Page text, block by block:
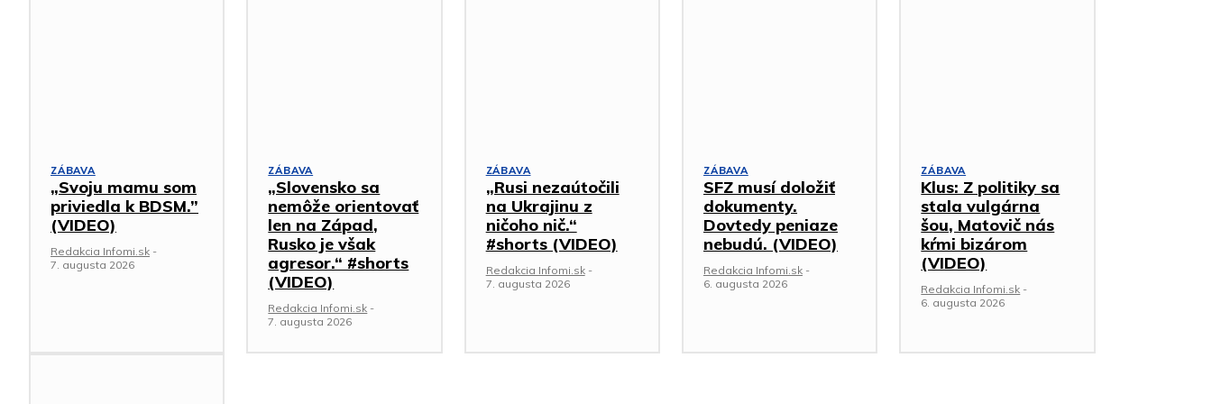
ZÁBAVA
„Svoju mamu som
priviedla k BDSM.”
(VIDEO)
Redakcia Infomi.sk -
7. augusta 2026
ZÁBAVA
„Slovensko sa
nemôže orientovať
len na Západ,
Rusko je však
agresor.“ #shorts
(VIDEO)
Redakcia Infomi.sk -
7. augusta 2026
ZÁBAVA
„Rusi nezaútočili
na Ukrajinu z
ničoho nič.“
#shorts (VIDEO)
Redakcia Infomi.sk -
7. augusta 2026
ZÁBAVA
SFZ musí doložiť
dokumenty.
Dovtedy peniaze
nebudú. (VIDEO)
Redakcia Infomi.sk -
6. augusta 2026
ZÁBAVA
Klus: Z politiky sa
stala vulgárna
šou, Matovič nás
kŕmi bizárom
(VIDEO)
Redakcia Infomi.sk -
6. augusta 2026